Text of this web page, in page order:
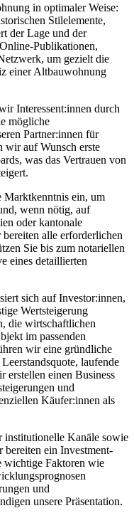
in optimaler Weise:
Stilelemente,
der Lage und der
Publikationen,
um gezielt die
einer Altbauwohnung
Interessent:innen durch
mögliche
Partner:innen für
wir auf Wunsch erste
was das Vertrauen von
Marktkenntnis ein, um
wenn nötig, auf
oder kantonale
alle erforderlichen
Sie bis zum notariellen
eines detaillierten
sich auf Investor:innen,
Wertsteigerung
die wirtschaftlichen
im passenden
wir eine gründliche
laufende
erstellen einen Business
und
Käufer:innen als
institutionelle Kanäle sowie
bereiten ein Investment-
wichtige Faktoren wie
und
unsere Präsentation.